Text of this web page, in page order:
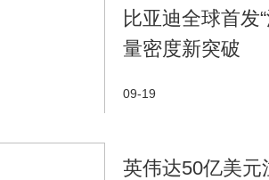
比亚迪全球首发
量密度新突破
09-19
英伟达50亿美